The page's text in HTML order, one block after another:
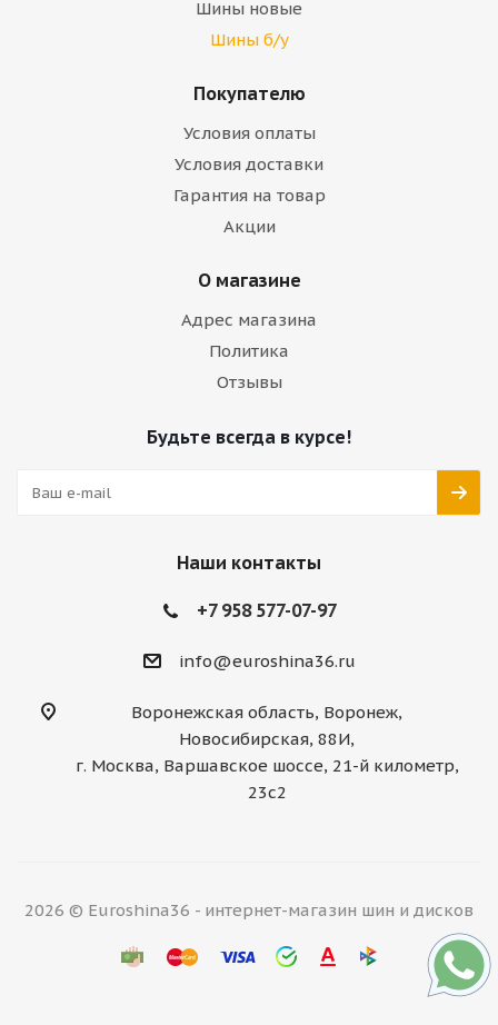
Шины новые
Шины б/у
Покупателю
Условия оплаты
Условия доставки
Гарантия на товар
Акции
О магазине
Адрес магазина
Политика
Отзывы
Будьте всегда в курсе!
Наши контакты
+7 958 577-07-97
info@euroshina36.ru
Воронежская область, Воронеж,
Новосибирская, 88И,
г. Москва, Варшавское шоссе, 21-й километр,
23с2
2026 © Euroshina36 - интернет-магазин шин и дисков